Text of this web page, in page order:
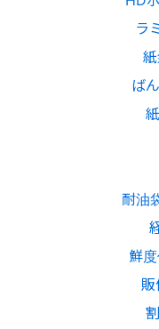
ラ
紙
ば
耐油
鮮度
販